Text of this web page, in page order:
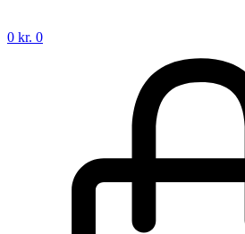
0 kr. 0